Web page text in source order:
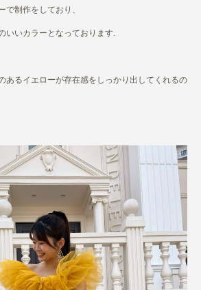
で制作をしており、
いいカラーとなっております.
あるイエローが存在感をしっかり出してくれるの